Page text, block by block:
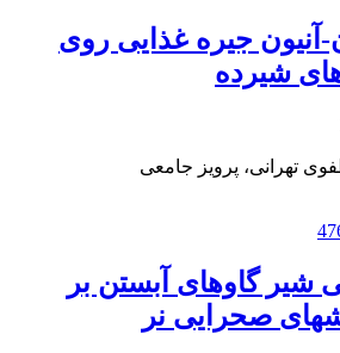
آنیون جیره غذایی روی
شیرده
تهرانی، پرویز جامعی
شیر گاوهای آبستن بر
صحرایی نر